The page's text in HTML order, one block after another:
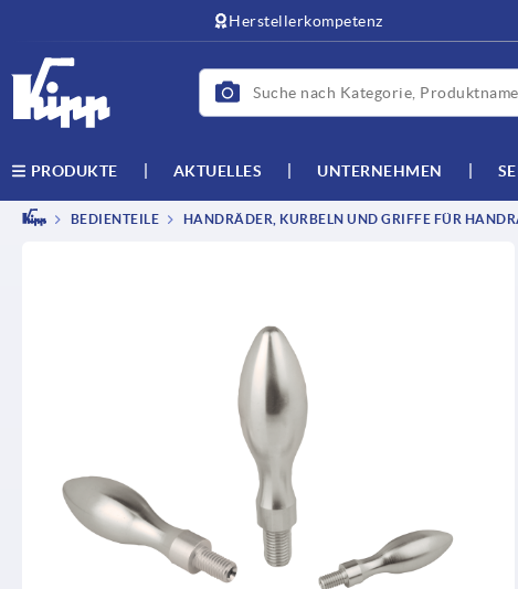
Herstellerkompetenz
PRODUKTE AKTUELLES UNTERNEHMEN
BEDIENTEILE HANDRÄDER, KURBELN UND GRIFFE FÜR